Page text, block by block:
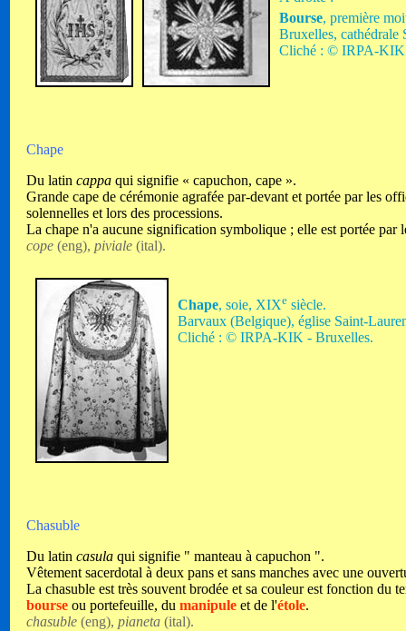
Bourse, première
Bruxelles, cathédrale
Cliché : © IRPA-KIK
Chape
Du latin cappa qui signifie « capuchon, cape ».
Grande cape de cérémonie agrafée par-devant et portée par les
solennelles et lors des processions.
La chape n'a aucune signification symbolique ; elle est portée par
cope (eng), piviale (ital).
Chape, soie, XIXe siècle.
Barvaux (Belgique), église Saint-
Cliché : © IRPA-KIK - Bruxelles.
Chasuble
Du latin casula qui signifie " manteau à capuchon ".
Vêtement sacerdotal à deux pans et sans manches avec une
La chasuble est très souvent brodée et sa couleur est fonction
bourse ou portefeuille, du manipule et de l'étole.
chasuble (eng), pianeta (ital).